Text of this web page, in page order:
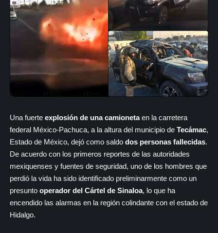
​​Una fuerte explosión de una camionetaen la carretera
federal México-Pachuca, a la altura del municipio de Tecámac,
Estado de México, dejó como saldo dos personas fallecidas.
De acuerdo con los primeros reportes de las autoridades
mexiquenses y fuentes de seguridad, uno de los hombres que
perdió la vida ha sido identificado preliminarmente como un
presunto operador del Cártel de Sinaloa, lo que ha
encendido las alarmas en la región colindante con el estado de
Hidalgo.